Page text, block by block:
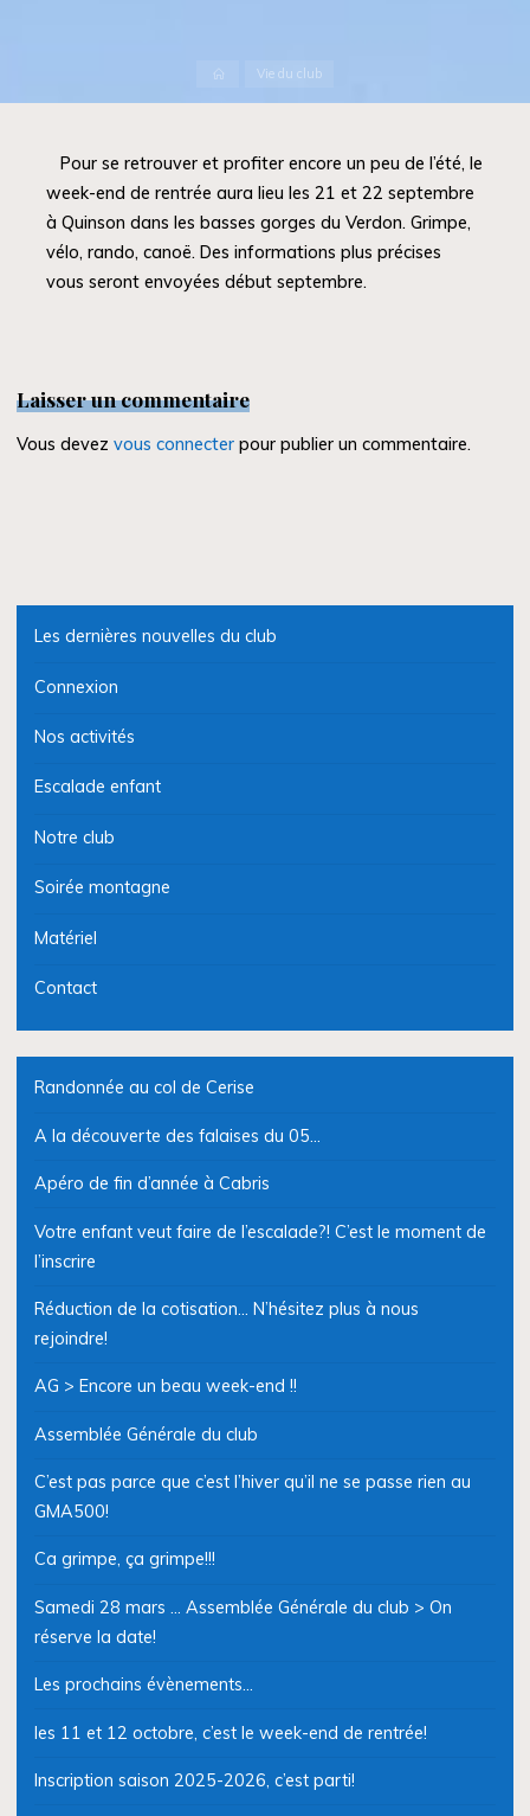
AccueilVie du club
Pour se retrouver et profiter encore un peu de l’été, le
week-end de rentrée aura lieu les 21 et 22 septembre
à Quinson dans les basses gorges du Verdon. Grimpe,
vélo, rando, canoë. Des informations plus précises
vous seront envoyées début septembre.
Laisser un commentaire
Vous devezvous connecter pour publier un commentaire.
Les dernières nouvelles du club
Connexion
Nos activités
Escalade enfant
Notre club
Soirée montagne
Matériel
Contact
Randonnée au col de Cerise
A la découverte des falaises du 05…
Apéro de fin d’année à Cabris
Votre enfant veut faire de l’escalade?! C’est le moment de
l’inscrire
Réduction de la cotisation… N’hésitez plus à nous
rejoindre!
AG > Encore un beau week-end !!
Assemblée Générale du club
C’est pas parce que c’est l’hiver qu’il ne se passe rien au
GMA500!
Ca grimpe, ça grimpe!!!
Samedi 28 mars … Assemblée Générale du club > On
réserve la date!
Les prochains évènements…
les 11 et 12 octobre, c’est le week-end de rentrée!
Inscription saison 2025-2026, c’est parti!